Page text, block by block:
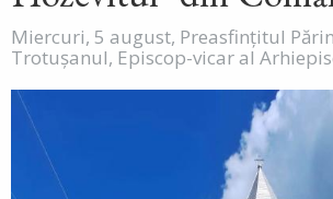
Miercuri, 5 august, Preasfințitul
Trotușanul, Episcop-vicar al